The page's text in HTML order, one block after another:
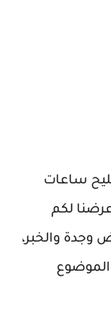
ساعات
لكم
والخبر،
الموضوع